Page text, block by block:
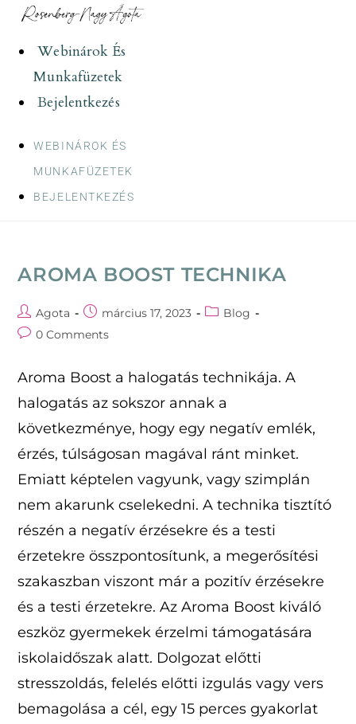
contentWebinárok És
Munkafüzetek
Bejelentkezés
WEBINÁROK ÉS
MUNKAFÜZETEK
BEJELENTKEZÉS
AROMA BOOST TECHNIKA
Post
author:
Agota
Post
published:
március 17, 2023
PostBlog
Post0 Comments
Aroma Boost a halogatás technikája. A
halogatás az sokszor annak a
következménye, hogy egy negatív emlék,
érzés, túlságosan magával ránt minket.
Emiatt képtelen vagyunk, vagy szimplán
nem akarunk cselekedni. A technika tisztító
részén a negatív érzésekre és a testi
érzetekre összpontosítunk, a megerősítési
szakaszban viszont már a pozitív érzésekre
és a testi érzetekre. Az Aroma Boost kiváló
eszköz gyermekek érzelmi támogatására
iskolaidőszak alatt. Dolgozat előtti
stresszoldás, felelés előtti izgulás vagy vers
bemagolása a cél, egy 15 perces gyakorlat